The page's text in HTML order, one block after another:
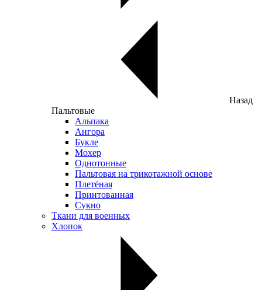
Назад
Пальтовые
Альпака
Ангора
Букле
Мохер
Однотонные
Пальтовая на трикотажной основе
Плетёная
Принтованная
Сукно
Ткани для военных
Хлопок